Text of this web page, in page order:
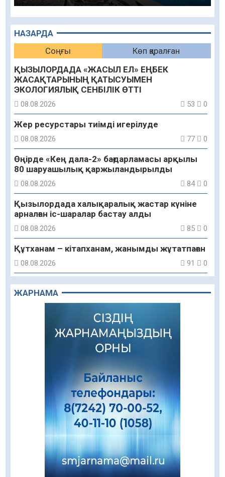
НАЗАРДА
Соңғы
Көп қаралған
ҚЫЗЫЛОРДАДА «ЖАСЫЛ ЕЛ» ЕҢБЕК
ЖАСАҚТАРЫНЫҢ ҚАТЫСУЫМЕН
ЭКОЛОГИЯЛЫҚ СЕНБІЛІК ӨТТІ
08.08.2026 53 0
Жер ресурстары тиімді игерілуде
08.08.2026 77 0
Өңірде «Кең дала-2» бағдарламасы арқылы
80 шаруашылық қаржыландырылды
08.08.2026 84 0
Қызылордада халықаралық жастар күніне
арналған іс-шаралар бастау алды
08.08.2026 85 0
Құтханам – кітапханам, жанымды жұтатпаған
08.08.2026 91 0
Құрылыс қарқыны – қала дамуының айғағы
08.08.2026
Зәулім ғимараттарда туған жерді түлеткен
азаматтардың қолтаңбасы бар
Еңбегі ерлікпен тең мамандық
Даналықтың шырағданы, ой-сананың
шамшырағы
08.08.2026
Кенеге қарсы залалсыздандыру жұмыстары
жүргізілуде
07.08.2026
ЖАРНАМА